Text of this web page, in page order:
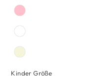
Kinder Größe